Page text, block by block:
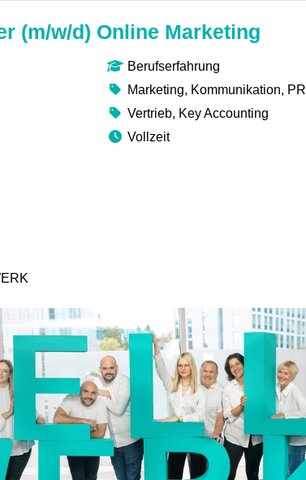
(m/w/d) Online Marketing
Berufserfahrung
Marketing, Kommunikation, PR
Vertrieb, Key Accounting
Vollzeit